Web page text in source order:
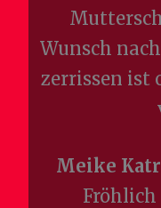
Wunsch
zerrissen ist
Meike